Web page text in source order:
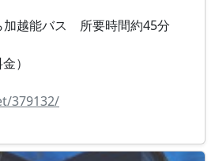
加越能バス 所要時間約45分
）
379132/